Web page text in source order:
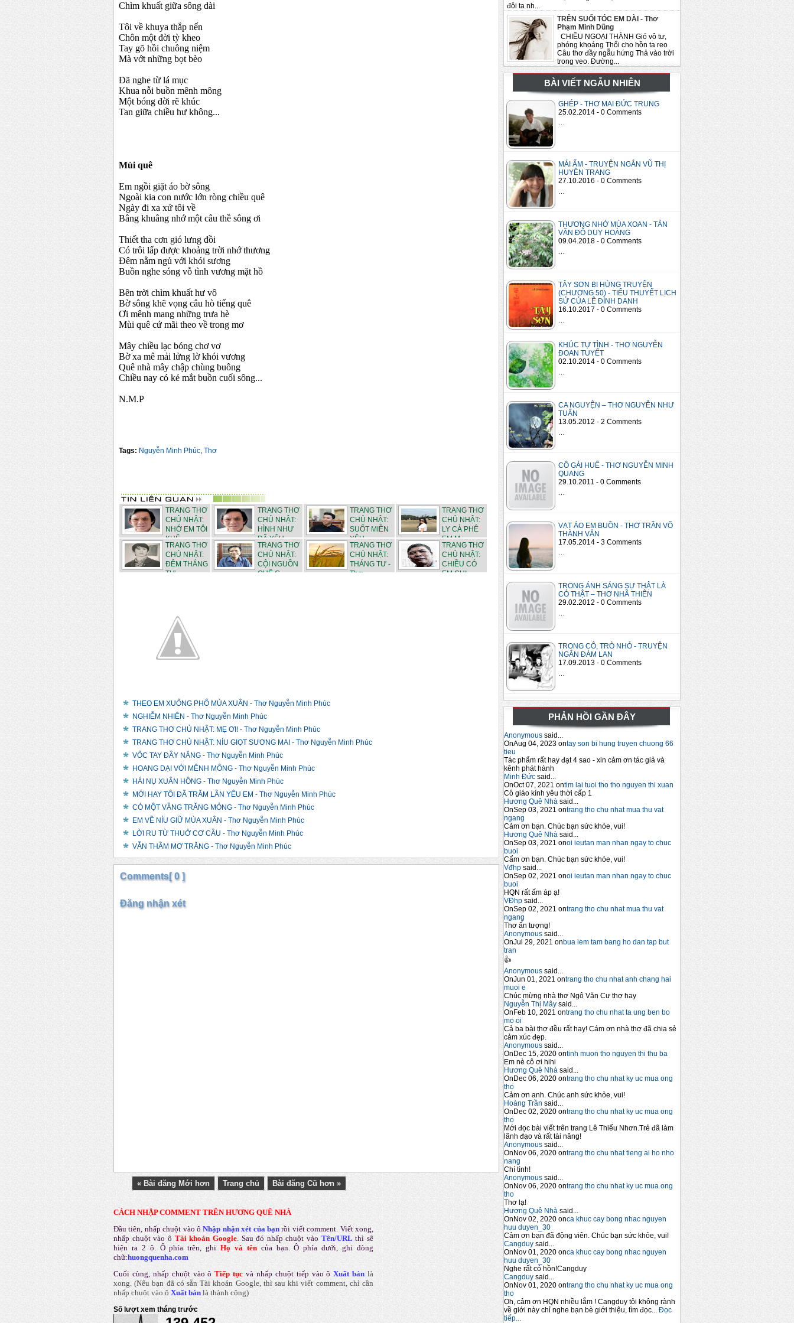
đôi ta nh...
TRÊN SUỐI TÓC EM DÀI - Thơ
Phạm Minh Dũng
CHIỀU NGOẠI THÀNH Gió vô tư,
phóng khoáng Thổi cho hồn ta reo
Câu thơ đầy ngẫu hứng Thả vào trời
trong veo. Đường...
BÀI VIẾT NGẪU NHIÊN
GHÉP - THƠ MAI ĐỨC TRUNG
25.02.2014 - 0 Comments
MÁI ẤM - TRUYỆN NGẮN VŨ THỊ
HUYỀN TRANG
27.10.2016 - 0 Comments
THƯƠNG NHỚ MÙA XOAN - TẢN
VĂN ĐỖ DUY HOÀNG
09.04.2018 - 0 Comments
TÂY SƠN BI HÙNG TRUYỆN
(CHƯƠNG 50) - TIỂU THUYẾT LỊCH
SỬ CỦA LÊ ĐÌNH DANH
16.10.2017 - 0 Comments
KHÚC TỰ TÌNH - THƠ NGUYỄN
ĐOAN TUYẾT
02.10.2014 - 0 Comments
CA NGUYỆN – THƠ NGUYỄN NHƯ
TUẤN
13.05.2012 - 2 Comments
CÔ GÁI HUẾ - THƠ NGUYỄN MINH
QUANG
29.10.2011 - 0 Comments
VẠT ÁO EM BUỒN - THƠ TRẦN VÕ
THÀNH VĂN
17.05.2014 - 3 Comments
TRONG ÁNH SÁNG SỰ THẬT LÀ
CÓ THẬT – THƠ NHÃ THIÊN
29.02.2012 - 0 Comments
TRONG CÔ, TRÒ NHỎ - TRUYỆN
NGẮN ĐÀM LAN
17.09.2013 - 0 Comments
PHẢN HỒI GẦN ĐÂY
Anonymous said...
OnAug 04, 2023 ontay son bi hung truyen chuong 66
tieu
Tác phẩm rất hay đạt 4 sao - xin cảm ơn tác giả và
kênh phát hành
Minh Đức said...
OnOct 07, 2021 ontim lai tuoi tho tho nguyen thi xuan
Cô giáo kính yêu thời cấp 1
Hương Quê Nhà said...
OnSep 03, 2021 ontrang tho chu nhat mua thu vat
ngang
Cảm ơn bạn. Chúc bạn sức khỏe, vui!
Hương Quê Nhà said...
OnSep 03, 2021 onoi ieutan man nhan ngay to chuc
buoi
Cẩm ơn bạn. Chúc bạn sức khỏe, vui!
Vđhp said...
OnSep 02, 2021 onoi ieutan man nhan ngay to chuc
buoi
HQN rất ấm áp ạ!
VĐhp said...
OnSep 02, 2021 ontrang tho chu nhat mua thu vat
ngang
Thơ ấn tượng!
Anonymous said...
OnJul 29, 2021 onbua iem tam bang ho dan tap but
tran
👍
Anonymous said...
OnJun 01, 2021 ontrang tho chu nhat anh chang hai
muoi e
Chúc mừng nhà thơ Ngô Văn Cư thơ hay
Nguyễn Thị Mây said...
OnFeb 10, 2021 ontrang tho chu nhat ta ung ben bo
mo oi
Cả ba bài thơ đều rất hay! Cám ơn nhà thơ đã chia sẻ
cảm xúc đẹp.
Anonymous said...
OnDec 15, 2020 ontinh muon tho nguyen thi thu ba
Em nè cô ơi hihi
Hương Quê Nhà said...
OnDec 06, 2020 ontrang tho chu nhat ky uc mua ong
tho
Cảm ơn anh. Chúc anh sức khỏe, vui!
Hoàng Trần said...
OnDec 02, 2020 ontrang tho chu nhat ky uc mua ong
tho
Mới đọc bài viết trên trang Lê Thiếu Nhơn.Trẻ đã làm
lãnh đạo và rất tài năng!
Anonymous said...
OnNov 06, 2020 ontrang tho chu nhat tieng ai ho nho
nang
Chí tình!
Anonymous said...
OnNov 06, 2020 ontrang tho chu nhat ky uc mua ong
tho
Thơ lạ!
Hương Quê Nhà said...
OnNov 02, 2020 onca khuc cay bong nhac nguyen
huu duyen_30
Cảm ơn bạn đã động viên. Chúc bạn sức khỏe, vui!
Cangduy said...
OnNov 01, 2020 onca khuc cay bong nhac nguyen
huu duyen_30
Nghe rất có hồn!Cangduy
Cangduy said...
OnNov 01, 2020 ontrang tho chu nhat ky uc mua ong
tho
Oh, cảm ơn HQN nhiều lắm ! Cangduy tôi không rành
về giới này chỉ nghe bạn bè giới thiệu, tìm đọc... Đọc
tiếp...
Chìm khuất giữa sông dài
Tôi về khuya thắp nến
Chôn một đời tỳ kheo
Tay gõ hồi chuông niệm
Mà vớt những bọt bèo
Đã nghe từ lá mục
Khua nỗi buồn mênh mông
Một bóng đời rẽ khúc
Tan giữa chiều hư không...
Mùi quê
Em ngồi giặt áo bờ sông
Ngoài kia con nước lớn ròng chiều quê
Ngày đi xa xứ tôi về
Bâng khuâng nhớ một câu thề sông ơi
Thiết tha cơn gió lưng đồi
Có trôi lấp được khoảng trời nhớ thương
Đêm nằm ngủ với khói sương
Buồn nghe sóng vỗ tình vương mặt hồ
Bên trời chìm khuất hư vô
Bờ sông khẽ vọng câu hò tiếng quê
Ơi mênh mang những trưa hè
Mùi quê cứ mãi theo về trong mơ
Mây chiều lạc bóng chơ vơ
Bờ xa mê mải lửng lờ khói vương
Quê nhà mây chập chùng buông
Chiều nay có kẻ mắt buồn cuối sông...
N.M.P
Tags: Nguyễn Minh Phúc, Thơ
TRANG THƠ
CHỦ NHẬT:
NHỚ EM TÔI
KHẼ ...
TRANG THƠ
CHỦ NHẬT:
HÌNH NHƯ
ĐÃ YÊU...
TRANG THƠ
CHỦ NHẬT:
SUỐT MIỀN
YÊU -...
TRANG THƠ
CHỦ NHẬT:
LY CÀ PHÊ
EM M...
TRANG THƠ
CHỦ NHẬT:
ĐÊM THÁNG
TƯ - ...
TRANG THƠ
CHỦ NHẬT:
CỘI NGUỒN
QUÊ C...
TRANG THƠ
CHỦ NHẬT:
THÁNG TƯ -
Thơ ...
TRANG THƠ
CHỦ NHẬT:
CHIỀU CÓ
EM CHI...
THEO EM XUỐNG PHỐ MÙA XUÂN - Thơ Nguyễn Minh Phúc
NGHIỄM NHIÊN - Thơ Nguyễn Minh Phúc
TRANG THƠ CHỦ NHẬT: MẸ ƠI! - Thơ Nguyễn Minh Phúc
TRANG THƠ CHỦ NHẬT: NÍU GIỌT SƯƠNG MAI - Thơ Nguyễn Minh Phúc
VỐC TAY ĐẦY NẮNG - Thơ Nguyễn Minh Phúc
HOANG DẠI VỚI MÊNH MÔNG - Thơ Nguyễn Minh Phúc
HÁI NỤ XUÂN HỒNG - Thơ Nguyễn Minh Phúc
MỚI HAY TÔI ĐÃ TRĂM LẦN YÊU EM - Thơ Nguyễn Minh Phúc
CÓ MỘT VẦNG TRĂNG MỎNG - Thơ Nguyễn Minh Phúc
EM VỀ NÍU GIỮ MÙA XUÂN - Thơ Nguyễn Minh Phúc
LỜI RU TỪ THUỞ CƠ CẦU - Thơ Nguyễn Minh Phúc
VẪN THẦM MƠ TRĂNG - Thơ Nguyễn Minh Phúc
Comments[ 0 ]
Đăng nhận xét
« Bài đăng Mới hơn Trang chủ Bài đăng Cũ hơn »
CÁCH NHẬP COMMENT TRÊN HƯƠNG QUÊ NHÀ
Đầu tiên, nhấp chuột vào ô Nhập nhận xét của bạn rồi viết comment. Viết xong,
nhấp chuột vào ô Tài khoản Google. Sau đó nhấp chuột vào Tên/URL thì sẽ
hiện ra 2 ô. Ô phía trên, ghiHọ và tên của bạn. Ô phía dưới, ghi dòng
chữ:huongquenha.com
Cuối cùng, nhấp chuột vào ô Tiếp tục và nhấp chuột tiếp vào ôXuất bản là
xong.(Nếu bạn đã có sẵn Tài khoản Google, thì sau khi viết comment, chỉ cần
nhấp chuột vào ô Xuất bản là thành công)
Số lượt xem tháng trước